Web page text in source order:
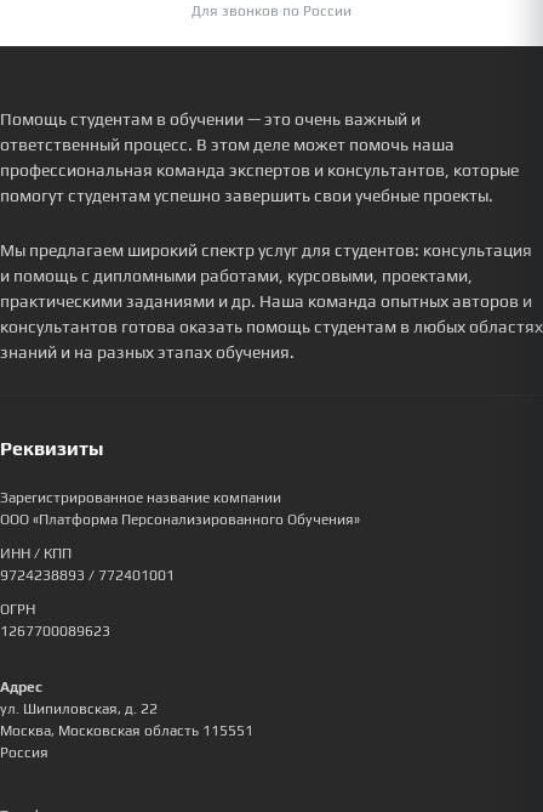
Для звонков по России
Помощь студентам в обучении — это очень важный и
ответственный процесс. В этом деле может помочь наша
профессиональная команда экспертов и консультантов, которые
помогут студентам успешно завершить свои учебные проекты.
Мы предлагаем широкий спектр услуг для студентов: консультация
и помощь с дипломными работами, курсовыми, проектами,
практическими заданиями и др. Наша команда опытных авторов и
консультантов готова оказать помощь студентам в любых областях
знаний и на разных этапах обучения.
Реквизиты
Зарегистрированное название компании
ООО «Платформа Персонализированного Обучения»
ИНН / КПП
9724238893 / 772401001
ОГРН
1267700089623
Адрес
ул. Шипиловская, д. 22
Москва, Московская область 115551
Россия